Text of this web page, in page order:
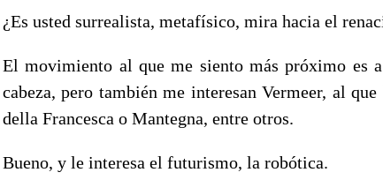
¿Es usted surrealista, metafísico, mira hacia el
El movimiento al que me siento más próximo es
cabeza, pero también me interesan Vermeer, al
della Francesca o Mantegna, entre otros.
Bueno, y le interesa el futurismo, la robótica.